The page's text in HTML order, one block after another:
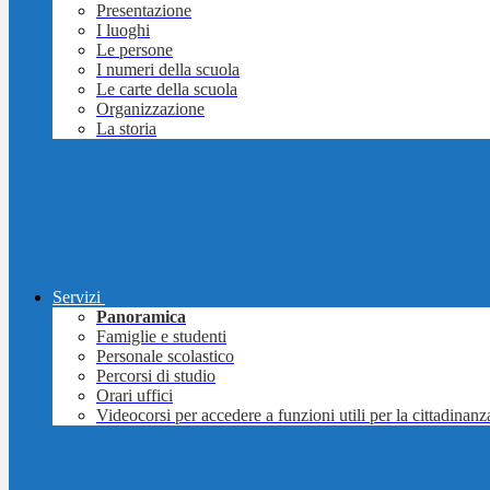
Presentazione
I luoghi
Le persone
I numeri della scuola
Le carte della scuola
Organizzazione
La storia
Servizi
Panoramica
Famiglie e studenti
Personale scolastico
Percorsi di studio
Orari uffici
Videocorsi per accedere a funzioni utili per la